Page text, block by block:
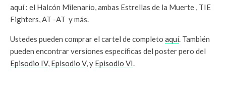
aquí : el Halcón Milenario, ambas Estrellas de la Muerte , TIE
Fighters, AT -AT y más.
Ustedes pueden comprar el cartel de completo aquí. También
pueden encontrar versiones específicas del poster pero del
Episodio IV, Episodio V, y Episodio VI.